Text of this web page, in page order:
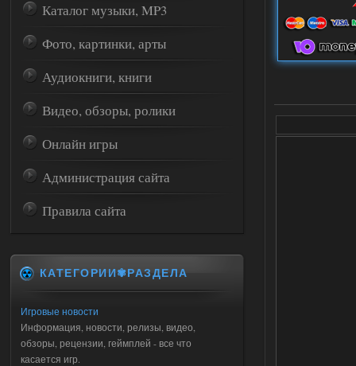
Каталог музыки, MP3
Фото, картинки, арты
Аудиокниги, книги
Видео, обзоры, ролики
Онлайн игры
Администрация сайта
Правила сайта
КАТЕГОРИИ✾РАЗДЕЛА
Игровые новости
Информация, новости, релизы, видео,
обзоры, рецензии, геймплей - все что
касается игр.